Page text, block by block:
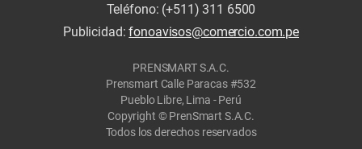
Teléfono: (+511) 311 6500
Publicidad:fonoavisos@comercio.com.pe
PRENSMART S.A.C.
Prensmart Calle Paracas #532
Pueblo Libre, Lima - Perú
Copyright © PrenSmart S.A.C.
Todos los derechos reservados